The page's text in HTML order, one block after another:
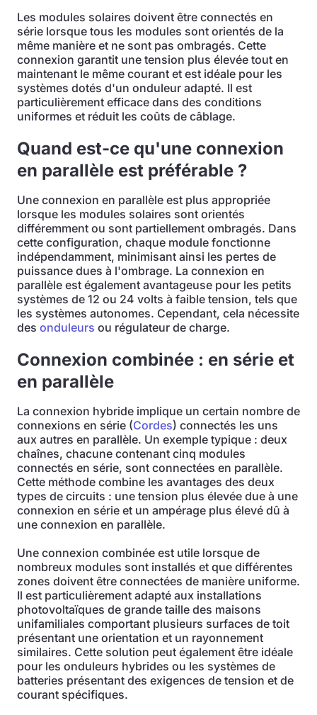
Les modules solaires doivent être connectés en
série lorsque tous les modules sont orientés de la
même manière et ne sont pas ombragés. Cette
connexion garantit une tension plus élevée tout en
maintenant le même courant et est idéale pour les
systèmes dotés d'un onduleur adapté. Il est
particulièrement efficace dans des conditions
uniformes et réduit les coûts de câblage.
Quand est-ce qu'une connexion
en parallèle est préférable ?
Une connexion en parallèle est plus appropriée
lorsque les modules solaires sont orientés
différemment ou sont partiellement ombragés. Dans
cette configuration, chaque module fonctionne
indépendamment, minimisant ainsi les pertes de
puissance dues à l'ombrage. La connexion en
parallèle est également avantageuse pour les petits
systèmes de 12 ou 24 volts à faible tension, tels que
les systèmes autonomes. Cependant, cela nécessite
des onduleurs ou régulateur de charge.
Connexion combinée : en série et
en parallèle
La connexion hybride implique un certain nombre de
connexions en série (Cordes) connectés les uns
aux autres en parallèle. Un exemple typique : deux
chaînes, chacune contenant cinq modules
connectés en série, sont connectées en parallèle.
Cette méthode combine les avantages des deux
types de circuits : une tension plus élevée due à une
connexion en série et un ampérage plus élevé dû à
une connexion en parallèle.
Une connexion combinée est utile lorsque de
nombreux modules sont installés et que différentes
zones doivent être connectées de manière uniforme.
Il est particulièrement adapté aux installations
photovoltaïques de grande taille des maisons
unifamiliales comportant plusieurs surfaces de toit
présentant une orientation et un rayonnement
similaires. Cette solution peut également être idéale
pour les onduleurs hybrides ou les systèmes de
batteries présentant des exigences de tension et de
courant spécifiques.